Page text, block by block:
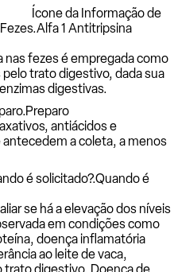
Ícone da Informação de
Alfa 1 Antitripsina
nas fezes é empregada como
trato digestivo, dada sua
digestivas.
Preparo
antiácidos e
a coleta, a menos
é solicitado?.Quando é
se há a elevação dos níveis
em condições como
doença inflamatória
ao leite de vaca,